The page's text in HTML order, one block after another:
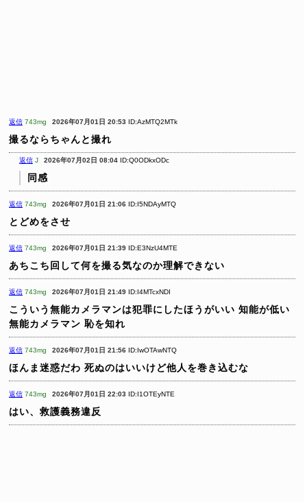
返信 743mg 2026年07月01日 20:53 ID:AzMTQ2MTk
撮るならちゃんと撮れ
返信 J 2026年07月02日 08:04 ID:Q0ODkxODc
同感
返信 743mg 2026年07月01日 21:06 ID:I5NDAyMTQ
とどめをさせ
返信 743mg 2026年07月01日 21:39 ID:E3NzU4MTE
あちこち回して何を撮る気なのか理解できない
返信 743mg 2026年07月01日 21:49 ID:I4MTcxNDI
こういう無能カメラマンは犯罪にしたほうがいい 知能が低い
無能カメラマン 恥を知れ
返信 743mg 2026年07月01日 21:56 ID:IwOTAwNTQ
ほんま迷惑だわ 死ぬのはいいけど他人を巻き込むな
返信 743mg 2026年07月01日 22:03 ID:I1OTEyNTE
はい、救護義務違反